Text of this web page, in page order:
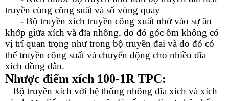
truyền cùng công suất và số vòng quay
- Bộ truyền xích truyền công xuất nhờ vào sự ăn
khớp giữa xích và đĩa nhông, do đó góc ôm không có
vị trí quan trọng như trong bộ truyền đai và do đó có
thể truyền công suất và chuyển động cho nhiều đĩa
xích đồng dẫn.
Nhược điểm xích 100-1R TPC:
Bộ truyền xích với hệ thống nhông đĩa xích và xích